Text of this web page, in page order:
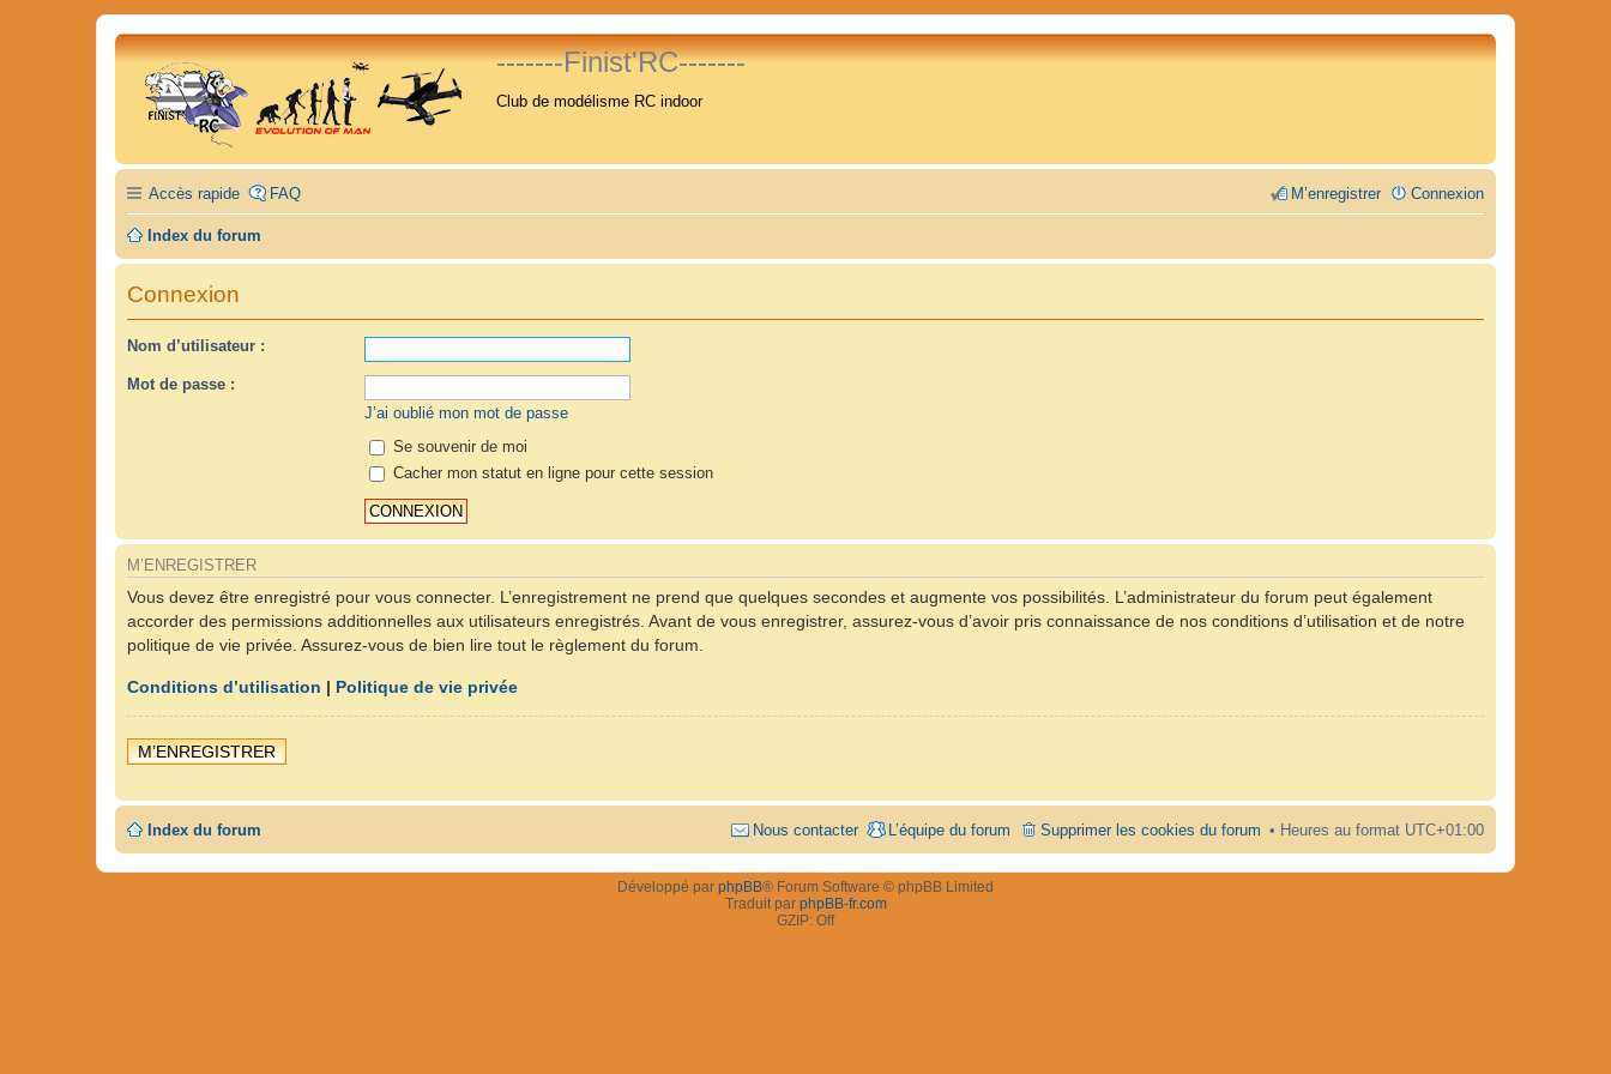
-------Finist'RC-------
Club de modélisme RC indoor
Accès rapide FAQ Connexion
M’enregistrer
Index du forum
Connexion
Nom d’utilisateur :
Mot de passe :
J’ai oublié mon mot de passe
Se souvenir de moi
Cacher mon statut en ligne pour cette session
M’ENREGISTRER
Vous devez être enregistré pour vous connecter. L’enregistrement ne prend que quelques secondes et augmente vos possibilités. L’administrateur du forum peut également
accorder des permissions additionnelles aux utilisateurs enregistrés. Avant de vous enregistrer, assurez-vous d’avoir pris connaissance de nos conditions d’utilisation et de notre
politique de vie privée. Assurez-vous de bien lire tout le règlement du forum.
Conditions d’utilisation | Politique de vie privée
M’ENREGISTRER
Index du forum Heures au format UTC+01:00
Supprimer les cookies du forum
L’équipe du forum
Nous contacter
Développé par phpBB® Forum Software © phpBB Limited
Traduit par phpBB-fr.com
GZIP: Off